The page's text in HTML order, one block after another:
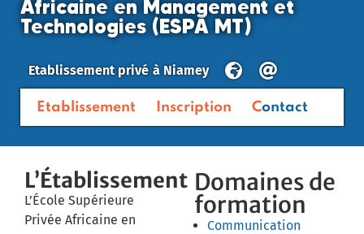
Africaine en Management et
Technologies (ESPA MT)
Etablissement privé à Niamey
Etablissement Inscription Contact
L’Établissement
L’École Supérieure
Privée Africaine en
Domaines de
formation
Communication